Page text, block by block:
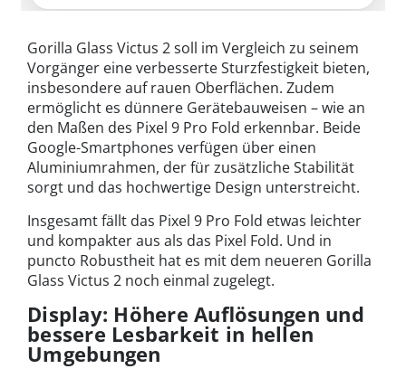
Gorilla Glass Victus 2 soll im Vergleich zu seinem
Vorgänger eine verbesserte Sturzfestigkeit bieten,
insbesondere auf rauen Oberflächen. Zudem
ermöglicht es dünnere Gerätebauweisen – wie an
den Maßen des Pixel 9 Pro Fold erkennbar. Beide
Google-Smartphones verfügen über einen
Aluminiumrahmen, der für zusätzliche Stabilität
sorgt und das hochwertige Design unterstreicht.
Insgesamt fällt das Pixel 9 Pro Fold etwas leichter
und kompakter aus als das Pixel Fold. Und in
puncto Robustheit hat es mit dem neueren Gorilla
Glass Victus 2 noch einmal zugelegt.
Display: Höhere Auflösungen und
bessere Lesbarkeit in hellen
Umgebungen